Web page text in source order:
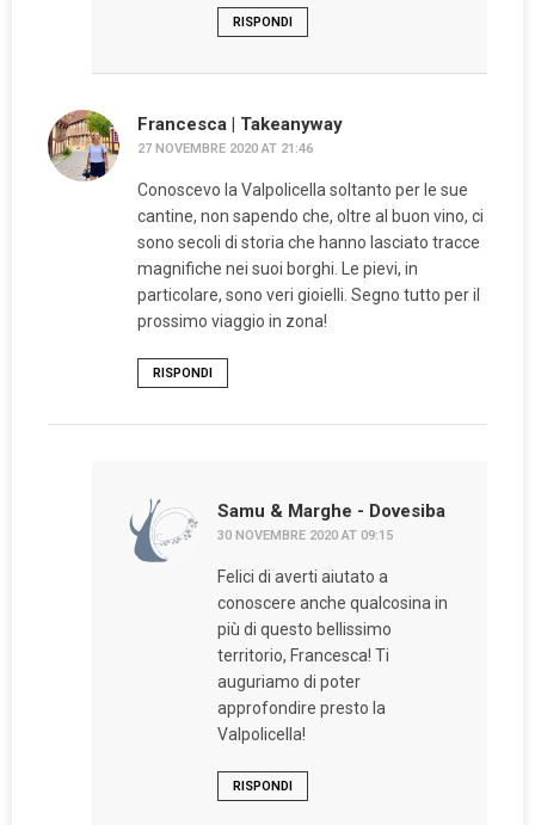
RISPONDI
Francesca | Takeanyway
27 NOVEMBRE 2020 AT 21:46
Conoscevo la Valpolicella soltanto per le sue
cantine, non sapendo che, oltre al buon vino, ci
sono secoli di storia che hanno lasciato tracce
magnifiche nei suoi borghi. Le pievi, in
particolare, sono veri gioielli. Segno tutto per il
prossimo viaggio in zona!
RISPONDI
Samu & Marghe - Dovesiba
30 NOVEMBRE 2020 AT 09:15
Felici di averti aiutato a
conoscere anche qualcosina in
più di questo bellissimo
territorio, Francesca! Ti
auguriamo di poter
approfondire presto la
Valpolicella!
RISPONDI